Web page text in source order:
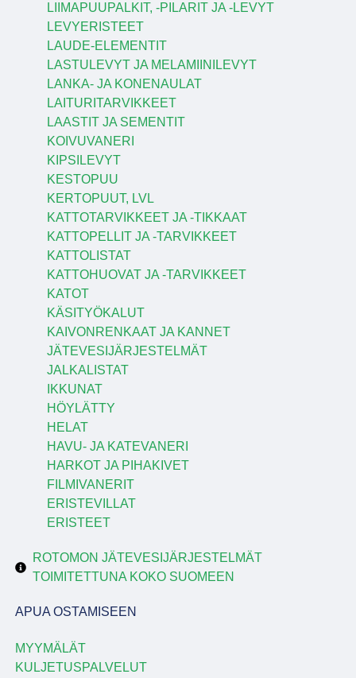
LIIMAPUUPALKIT, -PILARIT JA -LEVYT
LEVYERISTEET
LAUDE-ELEMENTIT
LASTULEVYT JA MELAMIINILEVYT
LANKA- JA KONENAULAT
LAITURITARVIKKEET
LAASTIT JA SEMENTIT
KOIVUVANERI
KIPSILEVYT
KESTOPUU
KERTOPUUT, LVL
KATTOTARVIKKEET JA -TIKKAAT
KATTOPELLIT JA -TARVIKKEET
KATTOLISTAT
KATTOHUOVAT JA -TARVIKKEET
KATOT
KÄSITYÖKALUT
KAIVONRENKAAT JA KANNET
JÄTEVESIJÄRJESTELMÄT
JALKALISTAT
IKKUNAT
HÖYLÄTTY
HELAT
HAVU- JA KATEVANERI
HARKOT JA PIHAKIVET
FILMIVANERIT
ERISTEVILLAT
ERISTEET
ROTOMON JÄTEVESIJÄRJESTELMÄT
TOIMITETTUNA KOKO SUOMEEN
APUA OSTAMISEEN
MYYMÄLÄT
KULJETUSPALVELUT